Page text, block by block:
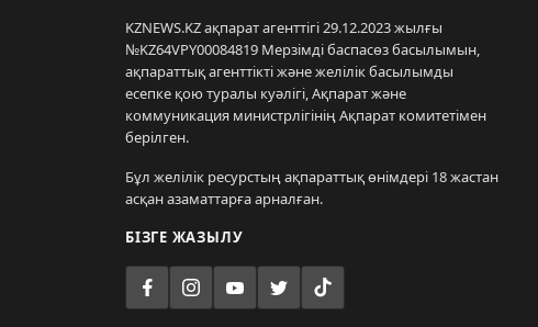
KZNEWS.KZ ақпарат агенттігі 29.12.2023 жылғы
№KZ64VPY00084819 Мерзімді баспасөз басылымын,
ақпараттық агенттікті және желілік басылымды
есепке қою туралы куәлігі, Ақпарат және
коммуникация министрлігінің Ақпарат комитетімен
берілген.
Бұл желілік ресурстың ақпараттық өнімдері 18 жастан
асқан азаматтарға арналған.
БІЗГЕ ЖАЗЫЛУ